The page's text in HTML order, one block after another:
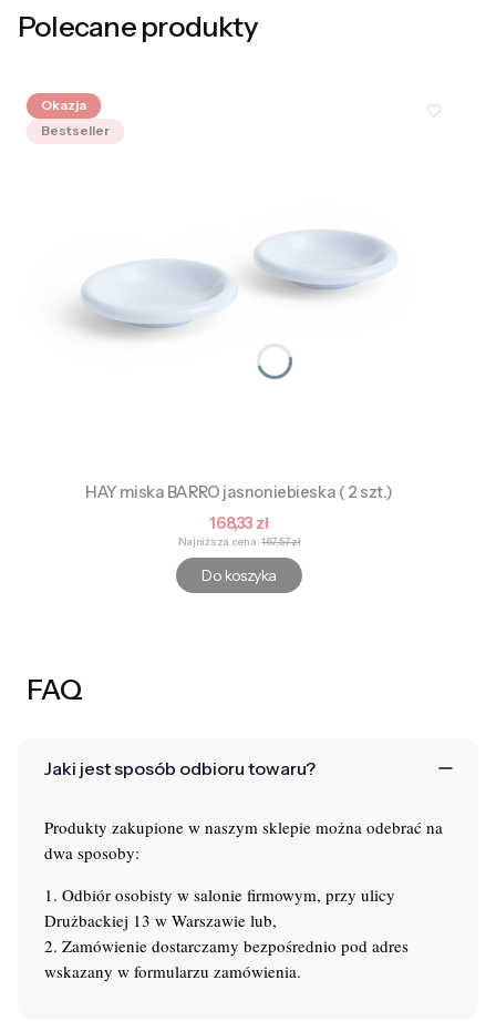
Polecane produkty
Okazja
Bestseller
HAY miska BARRO jasnoniebieska ( 2 szt.)
Cena promocyjna
168,33 zł
Najniższa cena:167,57 zł
Do koszyka
FAQ
Jaki jest sposób odbioru towaru?
Produkty zakupione w naszym sklepie można odebrać na
dwa sposoby:
1. Odbiór osobisty w salonie firmowym, przy ulicy
Drużbackiej 13 w Warszawie lub,
2. Zamówienie dostarczamy bezpośrednio pod adres
wskazany w formularzu zamówienia.